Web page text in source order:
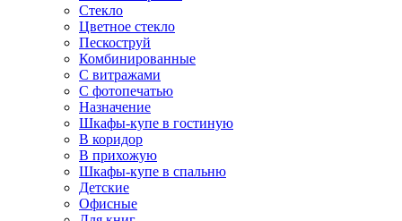
Стекло
Цветное стекло
Пескоструй
Комбинированные
С витражами
С фотопечатью
Назначение
Шкафы-купе в гостиную
В коридор
В прихожую
Шкафы-купе в спальню
Детские
Офисные